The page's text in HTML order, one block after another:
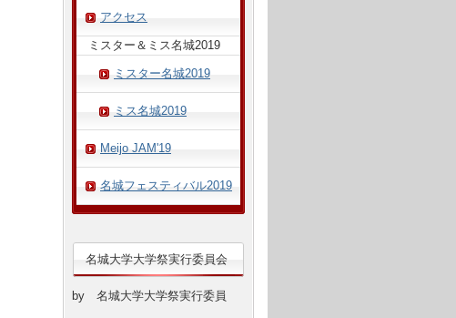
アクセス
ミスター＆ミス名城2019
ミスター名城2019
ミス名城2019
Meijo JAM'19
名城フェスティバル2019
名城大学大学祭実行委員会
by 名城大学大学祭実行委員